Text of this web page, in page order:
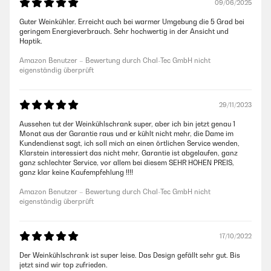
09/06/2025
Guter Weinkühler. Erreicht auch bei warmer Umgebung die 5 Grad bei
geringem Energieverbrauch. Sehr hochwertig in der Ansicht und
Haptik.
Amazon Benutzer – Bewertung durch Chal-Tec GmbH nicht
eigenständig überprüft
29/11/2023
Aussehen tut der Weinkühlschrank super, aber ich bin jetzt genau 1
Monat aus der Garantie raus und er kühlt nicht mehr, die Dame im
Kundendienst sagt, ich soll mich an einen örtlichen Service wenden,
Klarstein interessiert das nicht mehr, Garantie ist abgelaufen, ganz
ganz schlechter Service, vor allem bei diesem SEHR HOHEN PREIS,
ganz klar keine Kaufempfehlung !!!!
Amazon Benutzer – Bewertung durch Chal-Tec GmbH nicht
eigenständig überprüft
17/10/2022
Der Weinkühlschrank ist super leise. Das Design gefällt sehr gut. Bis
jetzt sind wir top zufrieden.